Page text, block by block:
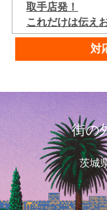
取手店発！
これだけは伝え
対
街の
茨城